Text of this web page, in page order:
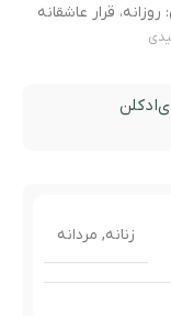
قرار عاشقانه
ادکلن
زنانه, مردانه